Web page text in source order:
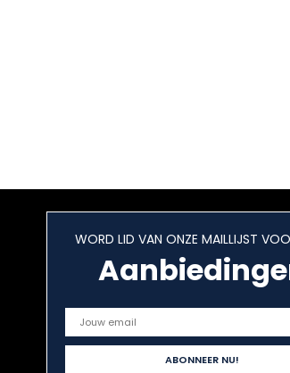
WORD LID VAN ONZE MAILLIJST